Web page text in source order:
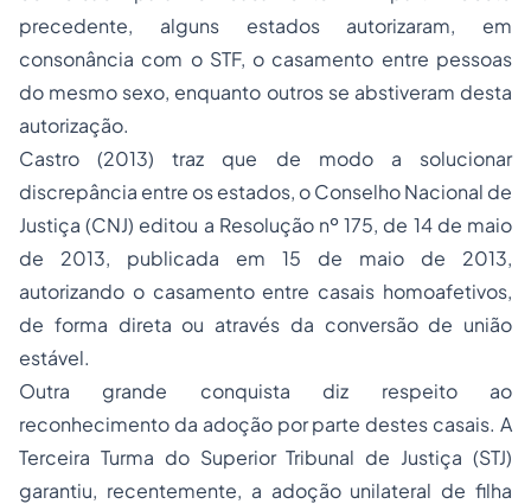
precedente, alguns estados autorizaram, em
consonância com o STF, o casamento entre pessoas
do mesmo sexo, enquanto outros se abstiveram desta
autorização.
Castro (2013) traz que de modo a solucionar
discrepância entre os estados, o Conselho Nacional de
Justiça (CNJ) editou a Resolução nº 175, de 14 de maio
de 2013, publicada em 15 de maio de 2013,
autorizando o casamento entre casais homoafetivos,
de forma direta ou através da conversão de união
estável.
Outra grande conquista diz respeito ao
reconhecimento da adoção por parte destes casais. A
Terceira Turma do Superior Tribunal de Justiça (STJ)
garantiu, recentemente, a adoção unilateral de filha